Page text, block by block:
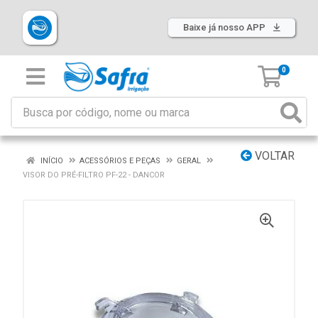
Baixe já nosso APP
0
VOLTAR
INÍCIO ACESSÓRIOS E PEÇAS
GERAL
VISOR DO PRÉ-FILTRO PF-22 - DANCOR